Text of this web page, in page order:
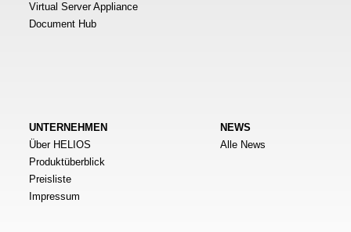
Virtual Server Appliance
Document Hub
UNTERNEHMEN
Über HELIOS
Produktüberblick
Preisliste
Impressum
NEWS
Alle News